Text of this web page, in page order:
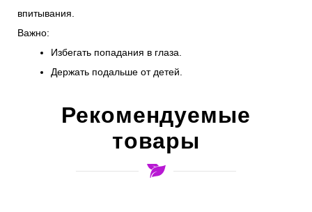
впитывания.
Важно:
Избегать попадания в глаза.
Держать подальше от детей.
Рекомендуемые
товары